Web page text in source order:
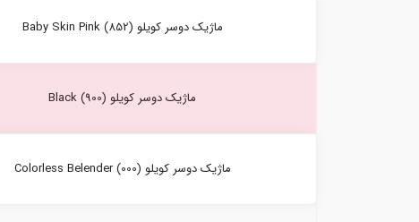
ماژیک دوسر کویلو Baby Skin Pink (852)
ماژیک دوسر کویلو Black (900)
ماژیک دوسر کویلو Colorless Belender (000)